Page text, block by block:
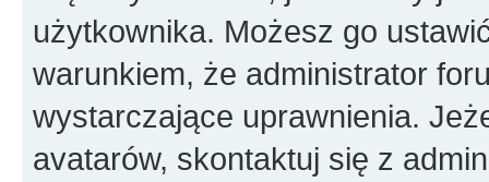
użytkownika. Możesz go
warunkiem, że administrator
wystarczające uprawnienia.
avatarów, skontaktuj się z